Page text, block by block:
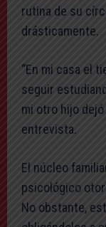
rutina de su
drásticamente.
“En mi casa el
seguir
mi otro hijo
entrevista.
El núcleo
psicológico
No obstante,